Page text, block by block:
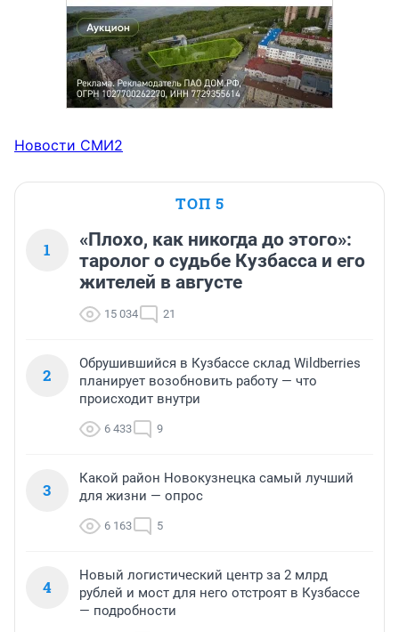
Новости СМИ2
ТОП 5
1
«Плохо, как никогда до этого»:
таролог о судьбе Кузбасса и его
жителей в августе
15 034 21
2
Обрушившийся в Кузбассе склад Wildberries
планирует возобновить работу — что
происходит внутри
6 433 9
3
Какой район Новокузнецка самый лучший
для жизни — опрос
6 163 5
4
Новый логистический центр за 2 млрд
рублей и мост для него отстроят в Кузбассе
— подробности